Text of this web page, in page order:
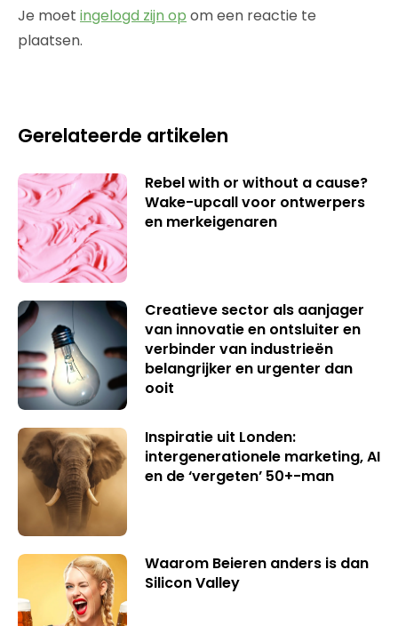
Je moet ingelogd zijn op om een reactie te
plaatsen.
Gerelateerde artikelen
Rebel with or without a cause?
Wake-upcall voor ontwerpers
en merkeigenaren
Creatieve sector als aanjager
van innovatie en ontsluiter en
verbinder van industrieën
belangrijker en urgenter dan
ooit
Inspiratie uit Londen:
intergenerationele marketing, AI
en de ‘vergeten’ 50+-man
Waarom Beieren anders is dan
Silicon Valley